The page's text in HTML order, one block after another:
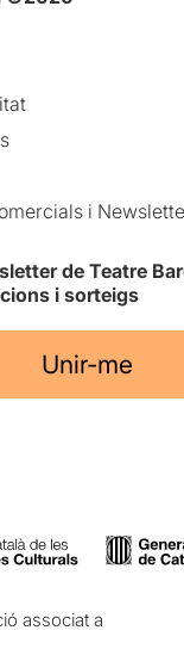
i
de Teatre
i sorteigs
Unir-me
associat a